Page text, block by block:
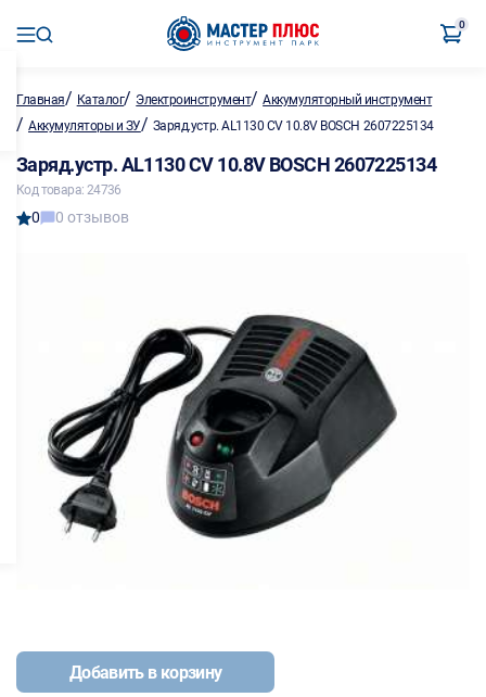
0
Главная/ Каталог/ Электроинструмент/Аккумуляторный инструмент
/ Аккумуляторы и ЗУ/ Заряд.устр. AL1130 CV 10.8V BOSCH 2607225134
Заряд.устр. AL1130 CV 10.8V BOSCH 2607225134
Код товара: 24736
0 0 отзывов
Добавить в корзину